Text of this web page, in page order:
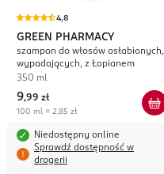
4,8
GREEN PHARMACY
szampon do włosów osłabionych,
wypadających, z Łopianem
350 ml
9,99 zł
100 ml = 2,85 zł
Niedostępny online
Sprawdź dostępność w
drogerii